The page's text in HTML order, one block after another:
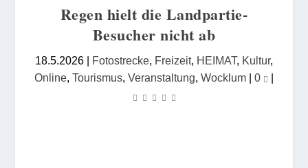
Regen hielt die Landpartie-
Besucher nicht ab
18.5.2026 | Fotostrecke, Freizeit, HEIMAT, Kultur,
Online, Tourismus, Veranstaltung, Wocklum | 0 |